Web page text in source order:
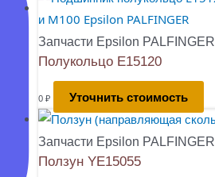
Запчасти Epsilon PALFINGER
Полукольцо E15120
0 ₽ Уточнить стоимость
Запчасти Epsilon PALFINGER
Ползун YE15055